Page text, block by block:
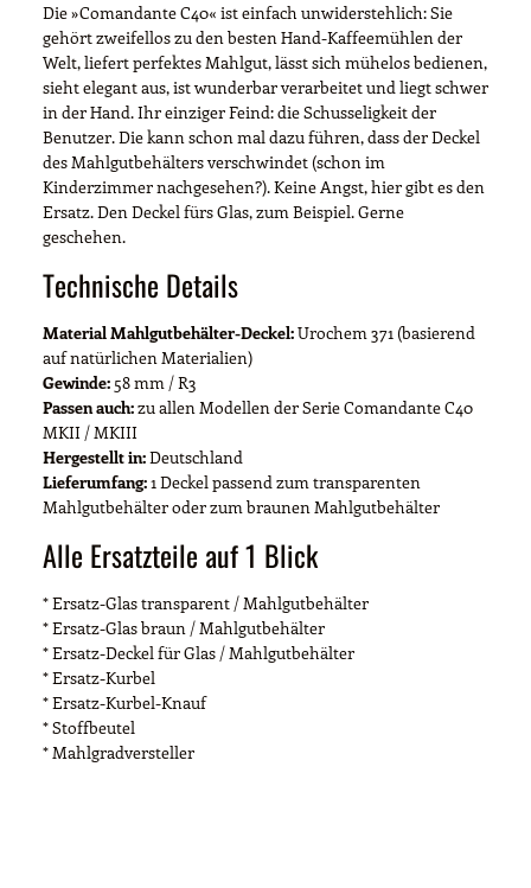
Die »Comandante C40« ist einfach unwiderstehlich: Sie
gehört zweifellos zu den besten Hand-Kaffeemühlen der
Welt, liefert perfektes Mahlgut, lässt sich mühelos bedienen,
sieht elegant aus, ist wunderbar verarbeitet und liegt schwer
in der Hand. Ihr einziger Feind: die Schusseligkeit der
Benutzer. Die kann schon mal dazu führen, dass der Deckel
des Mahlgutbehälters verschwindet (schon im
Kinderzimmer nachgesehen?). Keine Angst, hier gibt es den
Ersatz. Den Deckel fürs Glas, zum Beispiel. Gerne
geschehen.
Technische Details
Material Mahlgutbehälter-Deckel:Urochem 371 (basierend
auf natürlichen Materialien)
Gewinde: 58 mm / R3
Passen auch:zu allen Modellen der Serie Comandante C40
MKII / MKIII
Hergestellt in:Deutschland
Lieferumfang:1 Deckel passend zum transparenten
Mahlgutbehälter oder zum braunen Mahlgutbehälter
Alle Ersatzteile auf 1 Blick
* Ersatz-Glas transparent / Mahlgutbehälter
* Ersatz-Glas braun / Mahlgutbehälter
* Ersatz-Deckel für Glas / Mahlgutbehälter
* Ersatz-Kurbel
* Ersatz-Kurbel-Knauf
* Stoffbeutel
* Mahlgradversteller